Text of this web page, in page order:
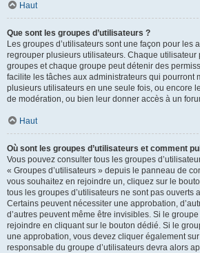
Haut
Que sont les groupes d’utilisateurs ?
Les groupes d’utilisateurs sont une façon pour les
regrouper plusieurs utilisateurs. Chaque
groupes et chaque groupe peut détenir des
facilite les tâches aux administrateurs qui pourront
plusieurs utilisateurs en une seule fois, ou encore
de modération, ou bien leur donner accès à un
Haut
Où sont les groupes d’utilisateurs et comment
Vous pouvez consulter tous les groupes
« Groupes d’utilisateurs » depuis le panneau de
vous souhaitez en rejoindre un, cliquez sur le
tous les groupes d’utilisateurs ne sont pas ouverts
Certains peuvent nécessiter une approbation,
d’autres peuvent même être invisibles. Si le
rejoindre en cliquant sur le bouton dédié. Si le
une approbation, vous devez cliquer également
responsable du groupe d’utilisateurs devra alors